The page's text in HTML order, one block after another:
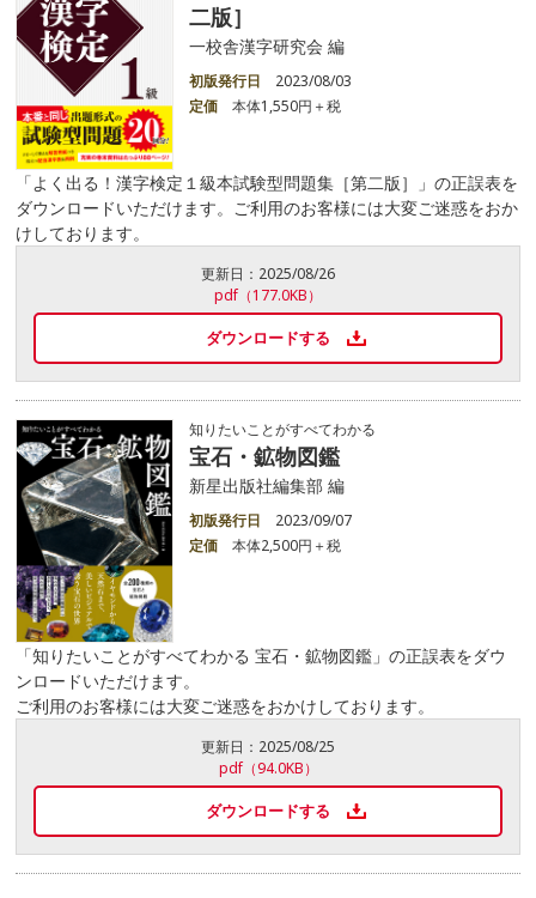
二版］
一校舎漢字研究会 編
初版発行日
2023/08/03
定価
本体1,550円＋税
「よく出る！漢字検定１級本試験型問題集［第二版］」の正誤表を
ダウンロードいただけます。ご利用のお客様には大変ご迷惑をおか
けしております。
更新日： 2025/08/26
pdf（177.0KB）
ダウンロードする
知りたいことがすべてわかる
宝石・鉱物図鑑
新星出版社編集部 編
初版発行日
2023/09/07
定価
本体2,500円＋税
「知りたいことがすべてわかる 宝石・鉱物図鑑」の正誤表をダウ
ンロードいただけます。
ご利用のお客様には大変ご迷惑をおかけしております。
更新日： 2025/08/25
pdf（94.0KB）
ダウンロードする